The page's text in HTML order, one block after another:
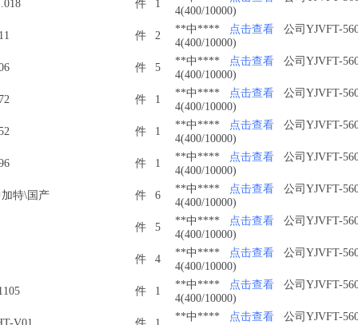
.018 件 1
4(400/10000)
件 2
**中**** 点击查看
公司YJVFT-
4(400/10000)
件 5
**中**** 点击查看
公司YJVFT-
4(400/10000)
件 1
**中**** 点击查看
公司YJVFT-
4(400/10000)
件 1
**中**** 点击查看
公司YJVFT-
4(400/10000)
件 1
**中**** 点击查看
公司YJVFT-
4(400/10000)
加特\国产 件 6
**中**** 点击查看
公司YJVFT-
4(400/10000)
件 5
**中**** 点击查看
公司YJVFT-
4(400/10000)
件 4
**中**** 点击查看
公司YJVFT-
4(400/10000)
件 1
**中**** 点击查看
公司YJVFT-
4(400/10000)
**中**** 点击查看
公司YJVFT-